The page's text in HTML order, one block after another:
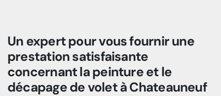
Un expert pour vous fournir une
prestation satisfaisante
concernant la peinture et le
décapage de volet à Chateauneuf